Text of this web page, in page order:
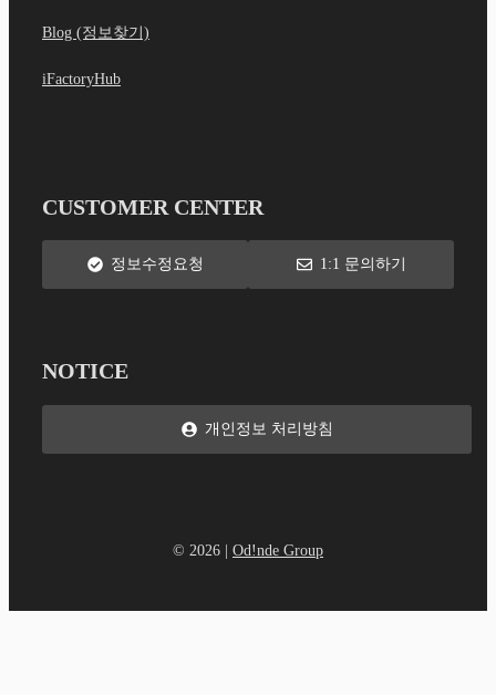
Blog (정보찾기)
iFactoryHub
CUSTOMER CENTER
정보수정요청 1:1 문의하기
NOTICE
개인정보 처리방침
© 2026 | Od!nde Group